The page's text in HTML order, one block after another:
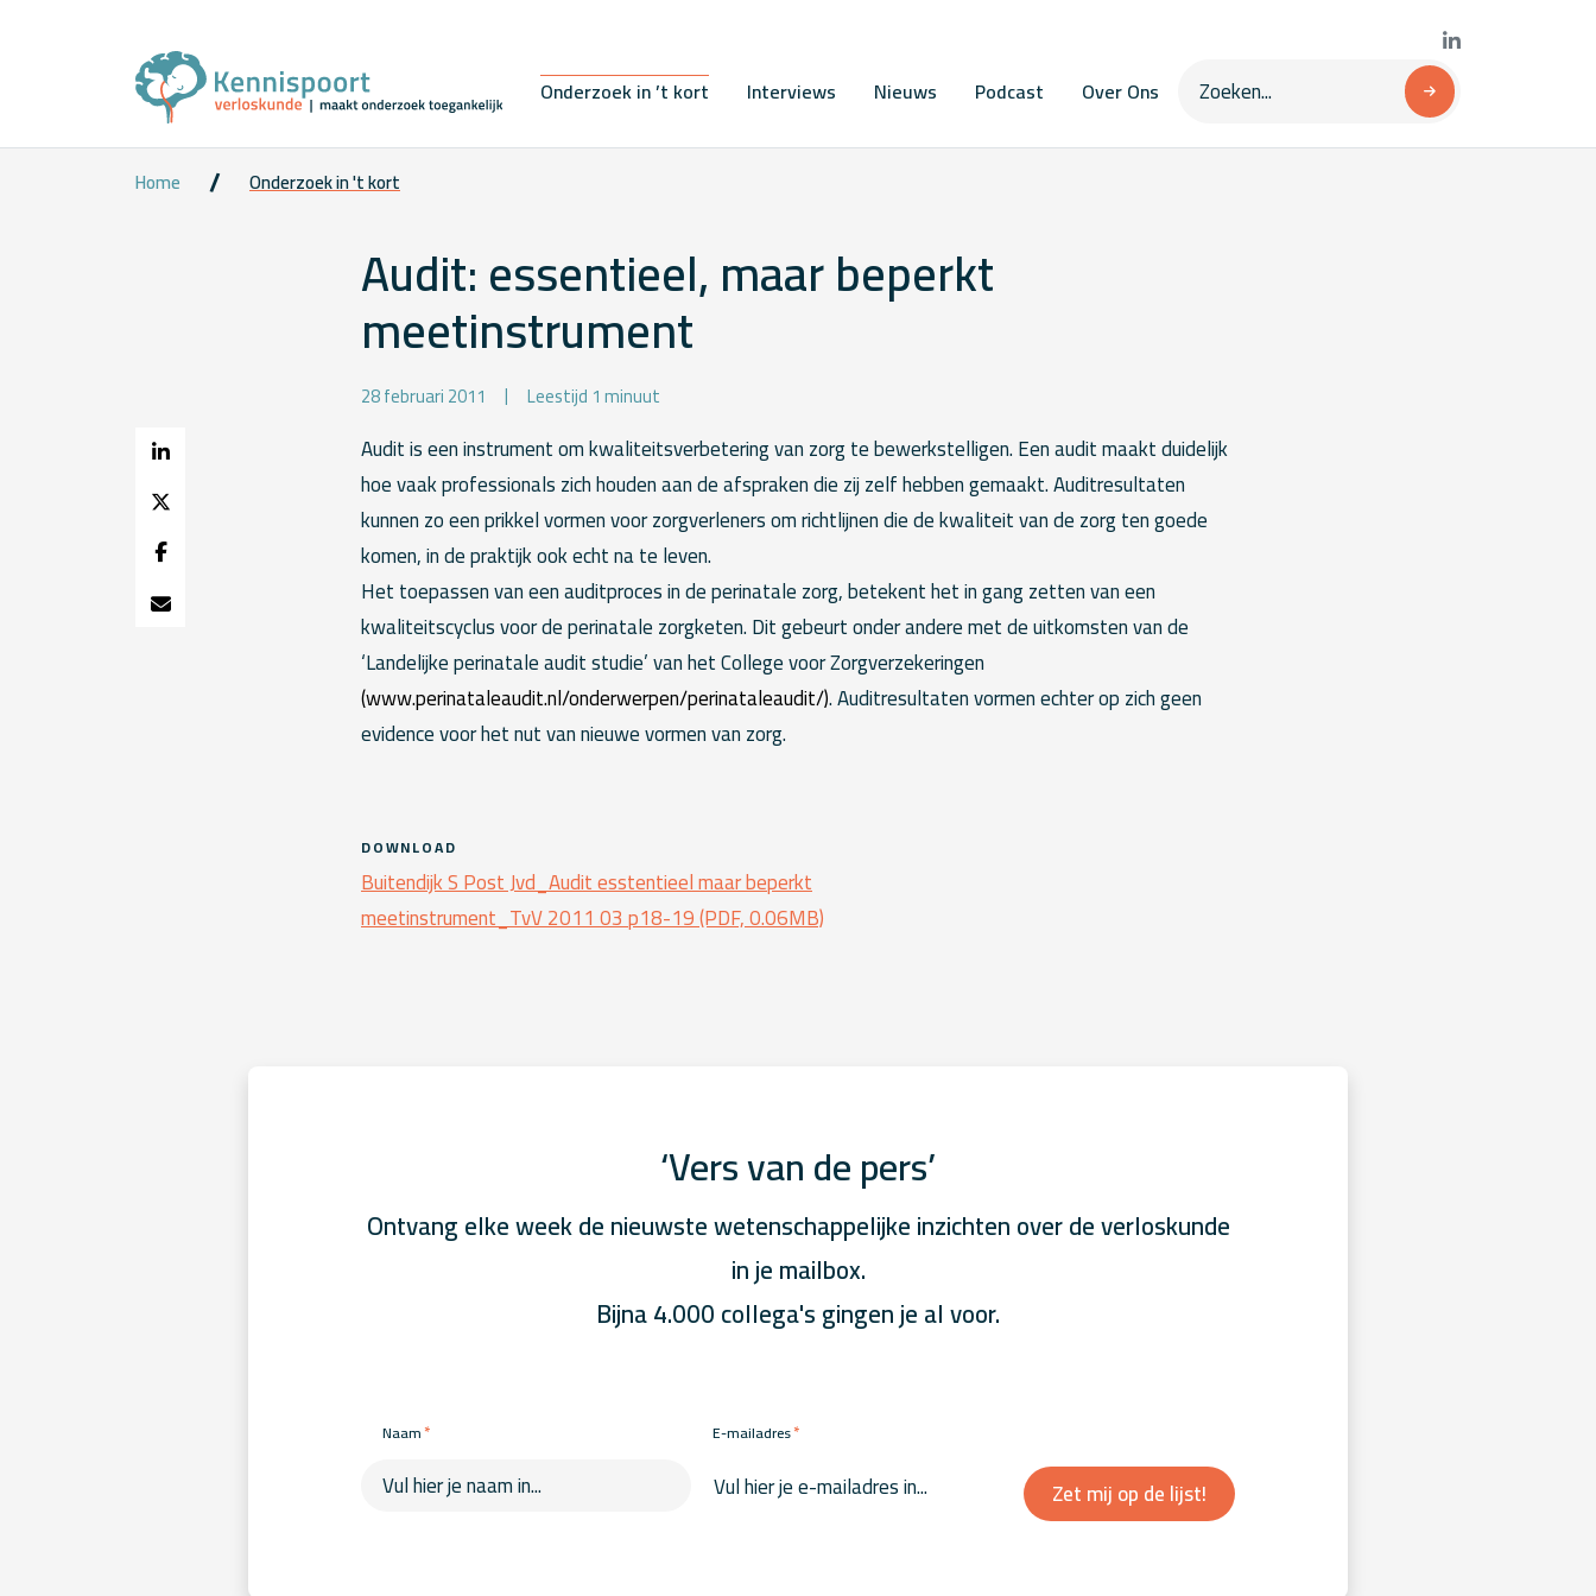
Onderzoek in ’t kort Interviews Nieuws Podcast Over Ons
Home Onderzoek in 't kort
Audit: essentieel, maar beperkt
meetinstrument
28 februari 2011 Leestijd 1 minuut
Audit is een instrument om kwaliteitsverbetering van zorg te bewerkstelligen. Een audit maakt duidelijk
hoe vaak professionals zich houden aan de afspraken die zij zelf hebben gemaakt. Auditresultaten
kunnen zo een prikkel vormen voor zorgverleners om richtlijnen die de kwaliteit van de zorg ten goede
komen, in de praktijk ook echt na te leven.
Het toepassen van een auditproces in de perinatale zorg, betekent het in gang zetten van een
kwaliteitscyclus voor de perinatale zorgketen. Dit gebeurt onder andere met de uitkomsten van de
‘Landelijke perinatale audit studie’ van het College voor Zorgverzekeringen
(www.perinataleaudit.nl/onderwerpen/perinataleaudit/). Auditresultaten vormen echter op zich geen
evidence voor het nut van nieuwe vormen van zorg.
DOWNLOAD
Buitendijk S Post Jvd_Audit esstentieel maar beperkt
meetinstrument_TvV 2011 03 p18-19 (PDF, 0.06MB)
‘Vers van de pers’
Ontvang elke week de nieuwste wetenschappelijke inzichten over de verloskunde
in je mailbox.
Bijna 4.000 collega's gingen je al voor.
Naam* E-mailadres*
Zet mij op de lijst!